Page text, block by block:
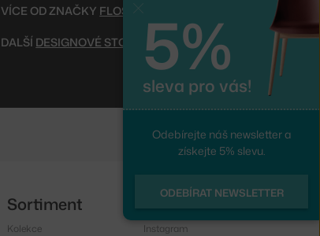
VÍCE OD ZNAČKY FLOS
DALŠÍ DESIGNOVÉ STOLNÍ LAMPY5%
sleva pro vás!
Odebírejte náš newsletter a
získejte 5% slevu.
ODEBÍRAT NEWSLETTER
Sortiment
Kolekce
Sledujte nás
Instagram